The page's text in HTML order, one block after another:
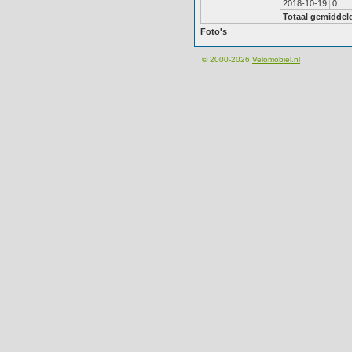
2018-10-19 0
Totaal
Foto's
© 2000-2026 Velomobiel.nl